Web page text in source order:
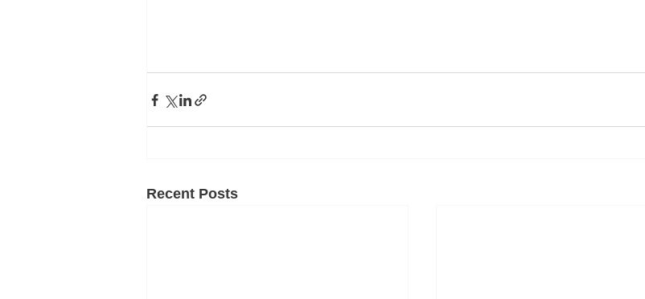
Recent Posts